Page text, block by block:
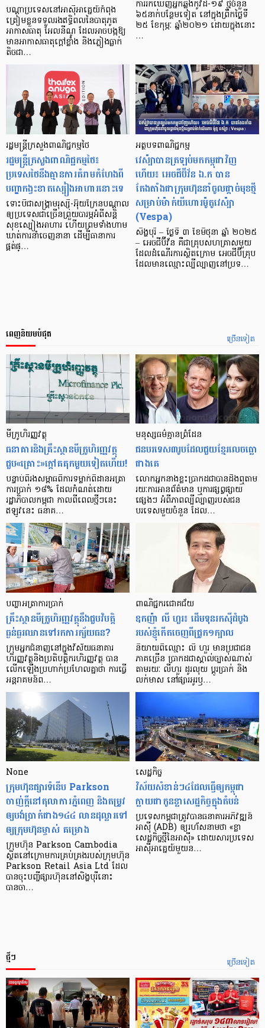
បណ្តាប្រទេសនៅអាស៊ីអាគ្នេយ៍កំពុង
ត្រៀមខ្លួនទទួលរងឥទ្ធិពលនៃបាតុភូត
អាកាសធាតុ អែលនីណូ ដែលអាចបង្កឱ្យ
មានអាកាសធាតុក្តៅខ្លាំង និងភ្លៀងធ្លាក់
តិចជា…
ការរកឃើញអ្នកឆ្លងកូវីដ-១៩ ថ្មីចំនួន
៦៥នាក់បន្ថែមទៀត នៅក្នុងព្រឹកថ្ងៃទី
២៥ ខែកុម្ភៈ ឆ្នាំ២០២១ ដោយក្នុងនោះ
…
រដ្ឋមន្ត្រីក្រសួងពាណិជ្ជកម្មថៃ
រដ្ឋមន្ត្រីក្រសួងពាណិជ្ជកម្មថៃ៖
ប្រទេសថៃនឹងគ្មានការគំរាមកំហែងពី
បញ្ហាកង្វះខាតស្បៀងអាហារនោះទេ
ទោះបីជាសង្គ្រាមរុស្ស៊ី-អ៊ុយក្រែនបណ្តាល
ឲ្យប្រទេសជាច្រើនព្រួយបារម្ភអំពីសន្តិ
សុខស្បៀងអាហារ ហើយព្រមទាំងហាម
ឃាត់ការនាំចេញនានា ដើម្បីធានាការ
ផ្គត់ផ្…
អត្ថបទពាណិជ្ជកម្ម
វេស៉្បាបានត្រឡប់មកកម្ពុជាវិញ
ហើយ៖​ អេចជីប៊ីវ័ន ឯ.ក​ បាន
តែងតាំងជាក្រុមហ៊ុននាំចូលផ្តាច់មុខថ្មី
សម្រាប់ម៉ាក់យីហោរ​ម៉ូតូ​វេស៉្បា​
(Vespa)
សិង្ហបុរី – ថ្ងៃទី ៣ ខែមិថុនា ឆ្នាំ ២០២៥
– អេចជីប៊ីវ័ន គឺជាគ្រុបសហគ្រាសមួយ
ដែលដំណើរការស្ថិតក្រោម អេចជីប៊ីគ្រុប
ដែលមានឈ្មោះល្បីល្បាញនៅប្រទ…
ច្រើនទៀត
ពេញនិយមបំផុត
មីក្រូ​ហិរញ្ញវត្ថុ
ធនាគារ​និង​គ្រឹះស្ថាន​មីក្រូ​ហិរញ្ញវត្ថុ​
ជួប«គ្រោះ»ក្តៅ​គគុក​មួយ​ទៀត​ហើយ!
បន្ទាប់​ពី​រង​សម្ពាធ​​ពី​ការ​ទម្លាក់​ពិដាន​អត្រា​
ការ​ប្រាក់ ១៨​% ដែល​កំណត់​ដោយ​
រដ្ឋាភិបាល​កម្ពុជា កាល​ពី​ពេល​ថ្មីៗ​នេះ
ឥឡូវ​នេះ ធនាគ…
មនុស្ស​ធម៌​គ្មាន​ព្រំដែន
ជន​បរទេស​៣​រូប​ដែល​ជួយ​ខ្មែរ​លេច​ធ្លោ​
ជាង​គេ
លោកអ្នក​នាង​ខ្លះ​ប្រាកដ​ជា​បាន​​ដឹង​ឮ​តាម​
រយៈ​ការ​អាន​ព័ត៌មាន ឬ​ការ​ផ្សព្វផ្សាយ​
ផ្សេងៗ អំពី​ភាព​ល្បីល្បាញ​របស់​ជន​
បរទេស​មួយ​ចំនួន ដែល…
បញ្ហា​អត្រា​ការប្រាក់
គ្រឹះស្ថាន​មីក្រូ​ហិរញ្ញវត្ថុ​នឹង​ជួប​វិបត្តិ​
ធ្ងន់ធ្ងរ​ឈាន​ទៅ​រក​ការ​ក្ស័យធន?
ក្រុម​អ្នក​ជំនាញ​នៅ​ក្នុង​វិស័យ​ធនាគារ
ហិរញ្ញវត្ថុ​និង​ប្រតិបត្តិករ​ហិរញ្ញ​វត្ថុ បាន​​
លើក​ឡើង​ប្រហាក់​ប្រហែល​គ្នា​ថា ការ​ធ្វើ​
អន្តរាគមន៍​ព…
ពាណិជ្ជករជោគជ័យ
ឧកញ៉ា លី ហួរ៖ ដើមទុនរកស៊ីដំបូង
របស់ខ្ញុំកើតចេញពីជ្រូក១ក្បាល
និយាយ​ពី​ឈ្មោះ លី ហួរ មាន​ប្រជាជន​
ភាគ​ច្រើន ប្រាកដ​ជា​ស្គាល់​ច្បាស់​ណាស់
តាមរយៈ លីហួរ ដូរ​លុយ ប្តូរ​បា្រក់ និង​
លក់​មាស នៅ​ផ្សារ​អូរ​ឫ…
None
ក្រុមហ៊ុនផ្សារទំនើប Parkson
ចាញ់ក្ដីនៅតុលាការភ្នំពេញ និងតម្រូវ
ឲ្យបង់ប្រាក់ជាង១៤៤ លានដុល្លារទៅ
ឲ្យក្រុមហ៊ុនម្ចាស់ គម្រោង
ក្រុមហ៊ុន Parkson Cambodia
ស្ថិតនៅក្រោមការគ្រប់គ្រងរបស់ក្រុមហ៊ុន
Parkson Retail Asia Ltd ដែល
បានចុះបញ្ចីផ្សារហ៊ុននៅសិង្ហបុរីនោះ
បានចា…
សេដ្ឋកិច្ច​
វិស័យ​សំខាន់ៗ​៤​ដែល​ធ្វើ​ឲ្យ​កម្ពុជា​
ក្លាយ​ជា​កូន​ខ្លា​សេដ្ឋកិច្ច​ក្នុង​តំបន់
ប្រទេស​កម្ពុជា​ត្រូវ​បាន​ធនាគារ​អភិវឌ្ឍន៍​
អាស៊ី (ADB) ឲ្យ​រហ័ស​នាមថា «ខ្លា​
សេដ្ឋកិច្ច​ថ្មី​នៃ​អាស៊ី» ដោយសារ​ប្រទេស​
អាស៊ី​អាគ្នេយ៍​មួយ​ន…
ច្រើនទៀត
ថ្មីៗ